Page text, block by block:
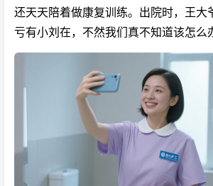
还天天陪着做康复训练。出院时，王大
亏有小刘在，不然我们真不知道该怎么